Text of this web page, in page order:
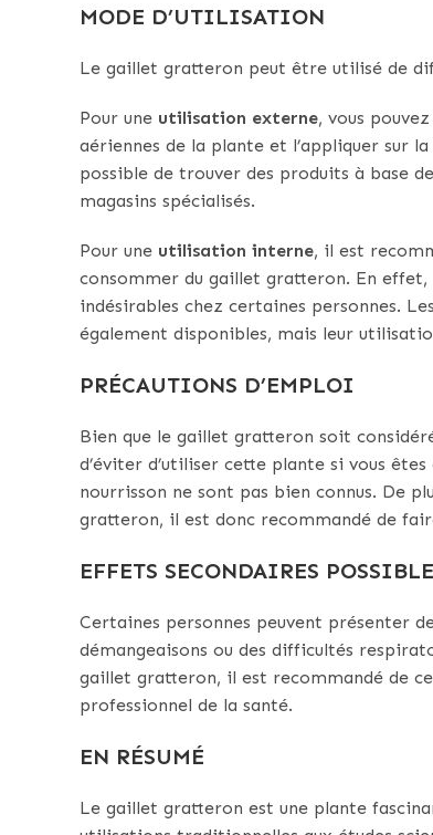
MODE D’UTILISATION
Le gaillet gratteron peut être utilisé de
Pour une utilisation externe, vous
aériennes de la plante et l’appliquer sur
possible de trouver des produits à base
magasins spécialisés.
Pour une utilisation interne, il est
consommer du gaillet gratteron. En
indésirables chez certaines personnes.
également disponibles, mais leur
PRÉCAUTIONS D’EMPLOI
Bien que le gaillet gratteron soit
d’éviter d’utiliser cette plante si vous
nourrisson ne sont pas bien connus. De
gratteron, il est donc recommandé de
EFFETS SECONDAIRES
Certaines personnes peuvent présenter
démangeaisons ou des difficultés
gaillet gratteron, il est recommandé de
professionnel de la santé.
EN RÉSUMÉ
Le gaillet gratteron est une plante